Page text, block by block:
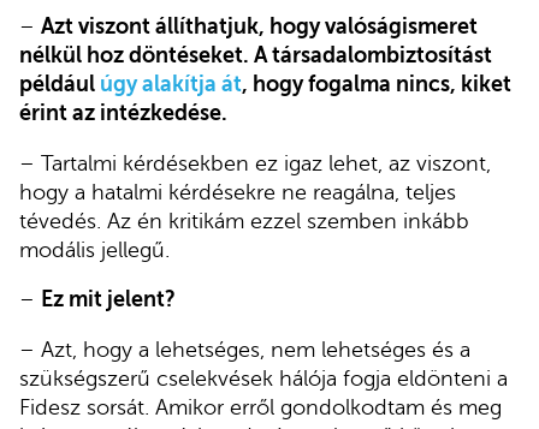
– Azt viszont állíthatjuk, hogy valóságismeret
nélkül hoz döntéseket. A társadalombiztosítást
például úgy alakítja át, hogy fogalma nincs, kiket
érint az intézkedése.
– Tartalmi kérdésekben ez igaz lehet, az viszont,
hogy a hatalmi kérdésekre ne reagálna, teljes
tévedés. Az én kritikám ezzel szemben inkább
modális jellegű.
– Ez mit jelent?
– Azt, hogy a lehetséges, nem lehetséges és a
szükségszerű cselekvések hálója fogja eldönteni a
Fidesz sorsát. Amikor erről gondolkodtam és meg